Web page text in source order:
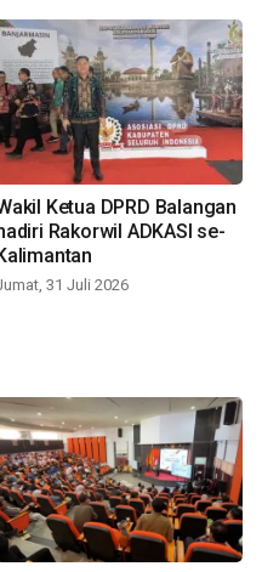
Ketua DPRD Balangan
Rakorwil ADKASI se-
31 Juli 2026